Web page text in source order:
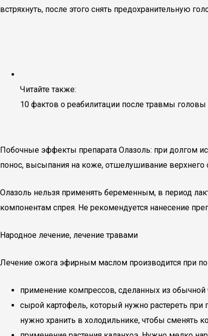
встряхнуть, после этого снять предохранительную
Читайте также:
10 фактов о реабилитации после травмы головы
Побочные эффекты препарата Олазоль: при долгом
понос, высыпания на коже, отшелушивание верхнего
Олазоль нельзя применять беременным, в период
компонентам спрея. Не рекомендуется нанесение
Народное лечение, лечение травами
Лечение ожога эфирным маслом производится при
применение компрессов, сделанных из обычной
сырой картофель, который нужно растереть
нужно хранить в холодильнике, чтобы сменять